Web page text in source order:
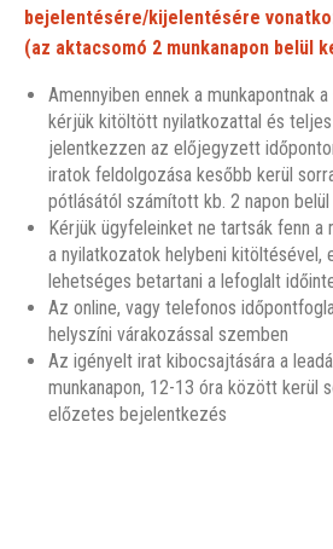
bejelentésére/kijelentésére
(az aktacsomó 2 munkanapon belül
Amennyiben ennek a munkapontnak
kérjük kitöltött nyilatkozattal és
jelentkezzen az előjegyzett
iratok feldolgozása kesőbb kerül
pótlásától számított kb. 2 napon belül
Kérjük ügyfeleinket ne tartsák fenn a
a nyilatkozatok helybeni kitöltésével,
lehetséges betartani a lefoglalt
Az online, vagy telefonos
helyszíni várakozással szemben
Az igényelt irat kibocsajtására a
munkanapon, 12-13 óra között kerül
előzetes bejelentkezés